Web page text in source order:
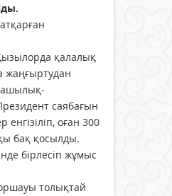
қалалық
жаңғыртудан
саябағын
оған 300
бақ қосылды.
бірлесіп жұмыс
толықтай